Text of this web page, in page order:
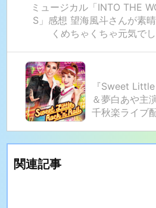
ミュージカル「INTO THE
S」感想 望海風斗さんが素
くめちゃくちゃ元気でし
『Sweet
＆夢白あや主
千秋楽ライブ
関連記事